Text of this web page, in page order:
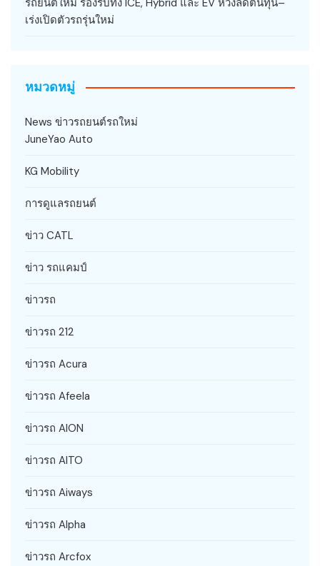
รถยนต์ใหม่ รองรับทั้ง ICE, Hybrid และ EV หวังลดต้นทุน–
เร่งเปิดตัวรถรุ่นใหม่
หมวดหมู่
News ข่าวรถยนต์รถใหม่
JuneYao Auto
KG Mobility
การดูแลรถยนต์
ข่าว CATL
ข่าว รถแคมป์
ข่าวรถ
ข่าวรถ 212
ข่าวรถ Acura
ข่าวรถ Afeela
ข่าวรถ AION
ข่าวรถ AITO
ข่าวรถ Aiways
ข่าวรถ Alpha
ข่าวรถ Arcfox